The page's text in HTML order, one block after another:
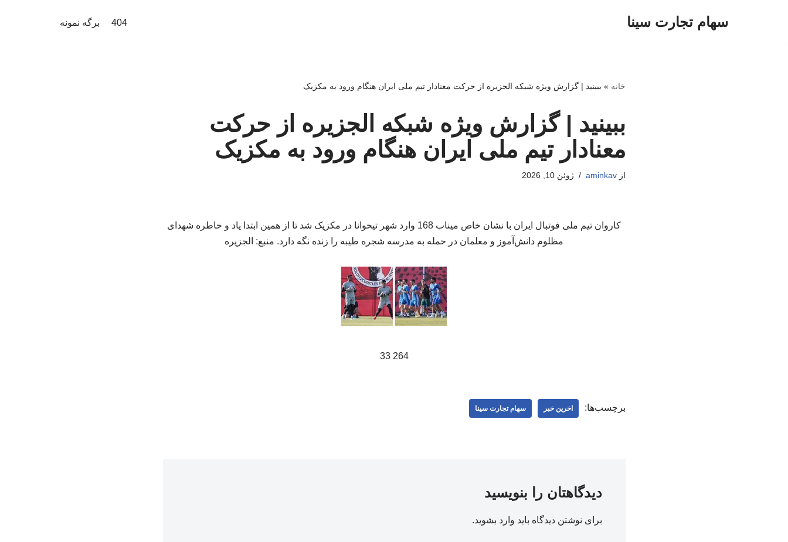
سهام تجارت سینا 404 برگه نمونه
خانه » ببینید | گزارش ویژه شبکه الجزیره از حرکت معنادار تیم ملی ایران هنگام ورود به مکزیک
ببینید | گزارش ویژه شبکه الجزیره از حرکت
معنادار تیم ملی ایران هنگام ورود به مکزیک
ازaminkav ژوئن 10, 2026
کاروان تیم ملی فوتبال ایران با نشان خاص میناب 168 وارد شهر تیخوانا در مکزیک شد تا از همین ابتدا یاد و خاطره شهدای
مظلوم دانش‌آموز و معلمان در حمله به مدرسه شجره طیبه را زنده نگه دارد. منبع: الجزیره
264 33
برچسب‌ها: اخرین خبر سهام تجارت سینا
دیدگاهتان را بنویسید
برای نوشتن دیدگاه باید وارد بشوید.